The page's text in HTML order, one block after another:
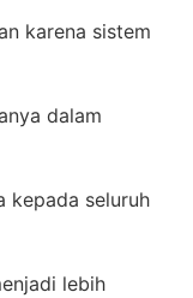
karena sistem
dalam
kepada seluruh
lebih